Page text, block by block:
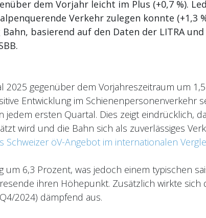
dem Vorjahr leicht im Plus (+0,7 %).
Verkehr zulegen konnte (+1,3
basierend auf den Daten der LITRA und
gegenüber dem Vorjahreszeitraum um
Entwicklung im Schienenpersonenverkehr
jedem ersten Quartal. Dies zeigt eindrücklich,
wird und die Bahn sich als zuverlässiges
Schweizer öV-Angebot im internationalen
um 6,3 Prozent, was jedoch einem typischen
ihren Höhepunkt. Zusätzlich wirkte sich
2024) dämpfend aus.